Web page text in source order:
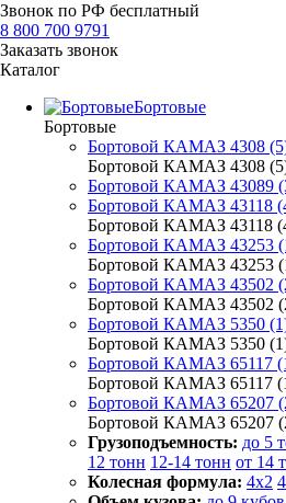
Звонок по РФ бесплатный
8 800 700 9791
Заказать звонок
Каталог
Бортовые
Бортовые
Бортовой КАМАЗ 4308
Бортовой КАМАЗ 4308
Бортовой КАМАЗ 43089
Бортовой КАМАЗ 43118
Бортовой КАМАЗ 43118
Бортовой КАМАЗ 43253
Бортовой КАМАЗ 43253
Бортовой КАМАЗ 43502
Бортовой КАМАЗ 43502
Бортовой КАМАЗ 5350
Бортовой КАМАЗ 5350
Бортовой КАМАЗ 65117
Бортовой КАМАЗ 65117
Бортовой КАМАЗ 65207
Бортовой КАМАЗ 65207
Грузоподъемность: до 5
12 тонн 12-14 тонн от 14
Колесная формула: 4x2